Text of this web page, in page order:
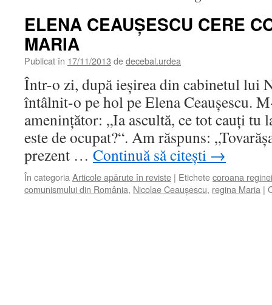
ELENA CEAUŞESCU CERE
MARIA
Publicat în 17/11/2013 dedecebal.urdea
Într-o zi, după ieşirea din cabinetul lui
întâlnit-o pe hol pe Elena Ceauşescu.
ameninţător: „Ia ascultă, ce tot cauţi tu
este de ocupat?“. Am răspuns:
prezent … Continuă să citești →
În categoria Articole apărute în reviste | Etichetecoroana
comunismului din România, Nicolae Ceauşescu, regina Maria |